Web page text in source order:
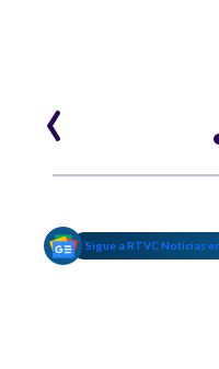
‹
Sigue a RTVC Noticias